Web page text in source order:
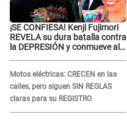
¡SE CONFIESA! Kenji Fujimori
REVELA su dura batalla contra
la DEPRESIÓN y conmueve al
Motos eléctricas: CRECEN en las
calles, pero siguen SIN REGLAS
claras para su REGISTRO